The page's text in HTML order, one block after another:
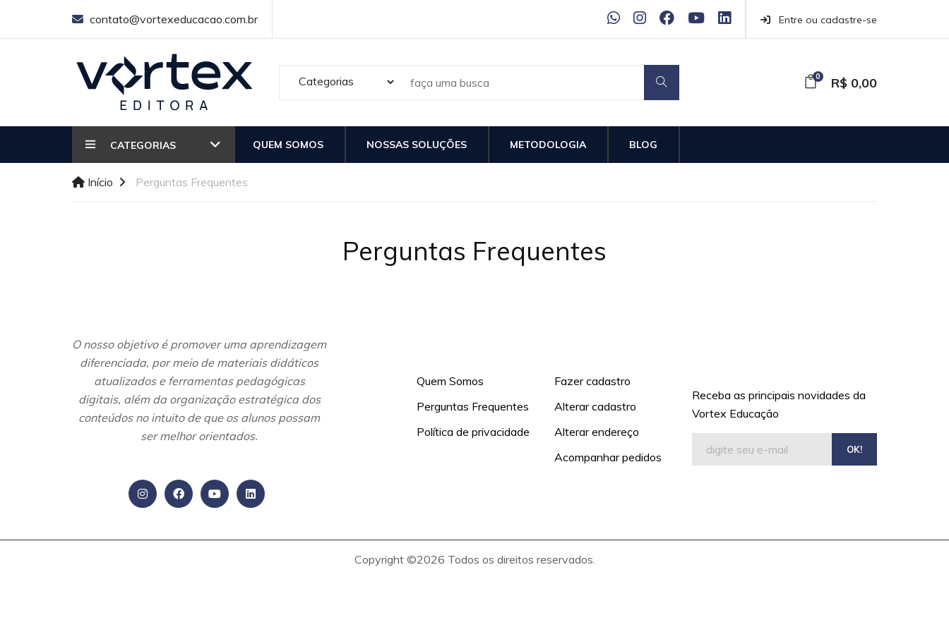
contato@vortexeducacao.com.br Entre ou cadastre-se
0 R$ 0,00
CATEGORIAS QUEM SOMOS NOSSAS SOLUÇÕES METODOLOGIA BLOG
Início Perguntas Frequentes
Perguntas Frequentes
O nosso objetivo é promover uma aprendizagem
diferenciada, por meio de materiais didáticos
atualizados e ferramentas pedagógicas
digitais, além da organização estratégica dos
conteúdos no intuito de que os alunos possam
ser melhor orientados.
Quem Somos
Perguntas Frequentes
Política de privacidade
Fazer cadastro
Alterar cadastro
Alterar endereço
Acompanhar pedidos
Receba as principais novidades da
Vortex Educação
OK!
Copyright ©2026 Todos os direitos reservados.